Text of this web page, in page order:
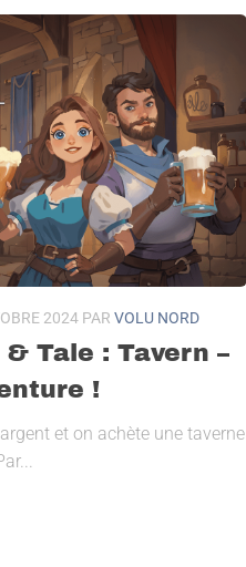
2024 PAR VOLU NORD
& Tale : Tavern –
!
et on achète une taverne